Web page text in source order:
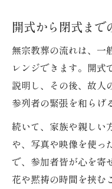
開式から閉式まで
無宗教葬の流れは、一
レンジできます。開式
説明し、その後、故人
参列者の緊張を和らげ
続いて、家族や親しい
や、写真や映像を使っ
で、参加者皆が心を寄
花や黙祷の時間を挟む